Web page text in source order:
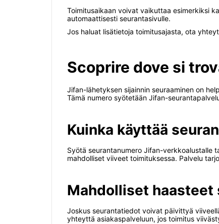
Toimitusaikaan voivat vaikuttaa esimerkiksi
automaattisesti seurantasivulle.
Jos haluat lisätietoja toimitusajasta, ota
Scoprire dove si
Jifan-lähetyksen sijainnin seuraaminen on
Tämä numero syötetään Jifan-
Kuinka käyttää
Syötä seurantanumero Jifan-verkkoalustalle
mahdolliset viiveet toimituksessa. Palvelu
Mahdolliset haasteet
Joskus seurantatiedot voivat päivittyä
yhteyttä asiakaspalveluun, jos toimitus